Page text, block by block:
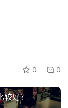
是支持一件代
者有门槛的，不
包邮的不建议
0 0
好？